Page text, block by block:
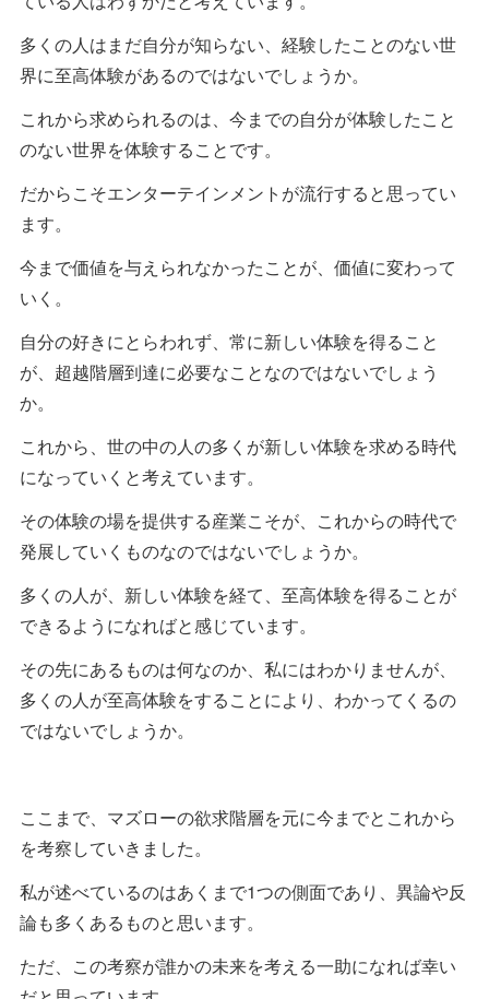
多くの人はまだ自分が知らない、経験したことのない世
界に至高体験があるのではないでしょうか。
これから求められるのは、今までの自分が体験したこと
のない世界を体験することです。
だからこそエンターテインメントが流行すると思ってい
ます。
今まで価値を与えられなかったことが、価値に変わって
いく。
自分の好きにとらわれず、常に新しい体験を得ること
が、超越階層到達に必要なことなのではないでしょう
か。
これから、世の中の人の多くが新しい体験を求める時代
になっていくと考えています。
その体験の場を提供する産業こそが、これからの時代で
発展していくものなのではないでしょうか。
多くの人が、新しい体験を経て、至高体験を得ることが
できるようになればと感じています。
その先にあるものは何なのか、私にはわかりませんが、
多くの人が至高体験をすることにより、わかってくるの
ではないでしょうか。
ここまで、マズローの欲求階層を元に今までとこれから
を考察していきました。
私が述べているのはあくまで1つの側面であり、異論や反
論も多くあるものと思います。
ただ、この考察が誰かの未来を考える一助になれば幸い